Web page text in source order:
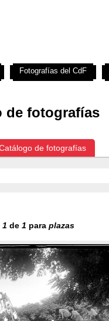
de fotografías
de fotografías
1 de 1 para plazas
Fotografías del CdF